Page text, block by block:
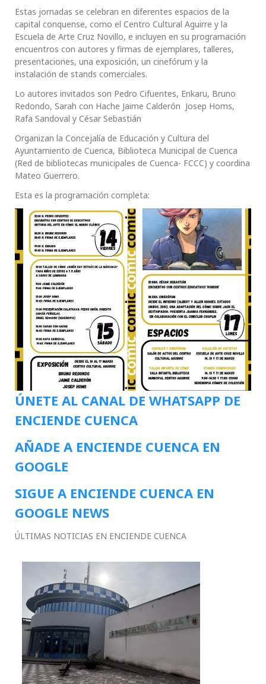
Estas jornadas se celebran en diferentes espacios de la
capital conquense, como el Centro Cultural Aguirre y la
Escuela de Arte Cruz Novillo, e incluyen en su programación
encuentros con autores y firmas de ejemplares, talleres,
presentaciones, una exposición, un cinefórum y la
instalación de stands comerciales.
Lo autores invitados son Pedro Cifuentes, Enkaru, Bruno
Redondo, Sarah con Hache Jaime Calderón Josep Homs,
Rafa Sandoval y César Sebastián
Organizan la Concejalía de Educación y Cultura del
Ayuntamiento de Cuenca, Biblioteca Municipal de Cuenca
(Red de bibliotecas municipales de Cuenca- FCCC) y coordina
Mateo Guerrero.
Esta es la programación completa:
ÚNETE AL CANAL DE WHATSAPP DE
ENCIENDE CUENCA
AÑADE A ENCIENDE CUENCA EN
GOOGLE
SIGUE A ENCIENDE CUENCA EN
GOOGLE NEWS
ÚLTIMAS NOTICIAS EN ENCIENDE CUENCA